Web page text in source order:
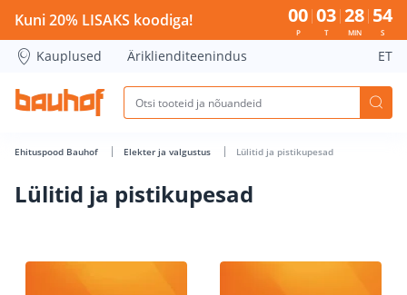
Lülitid ja pistikupesad - Bauhof has loaded
Kuni 20% LISAKS koodiga! 00
P
03
T
28
MIN
53
S
Kauplused Äriklienditeenindus ET
Ehituspood Bauhof Elekter ja valgustus Lülitid ja pistikupesad
Lülitid ja pistikupesad